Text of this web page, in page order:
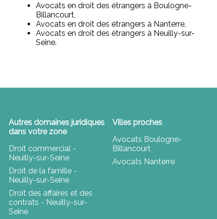
Avocats en droit des étrangers à Boulogne-
Billancourt,
Avocats en droit des étrangers à Nanterre,
Avocats en droit des étrangers à Neuilly-sur-
Seine.
Autres domaines juridiques
dans votre zone
Droit commercial -
Neuilly-sur-Seine
Droit de la famille -
Neuilly-sur-Seine
Droit des affaires et des
contrats - Neuilly-sur-
Seine
Villes proches
Avocats Boulogne-
Billancourt
Avocats Nanterre